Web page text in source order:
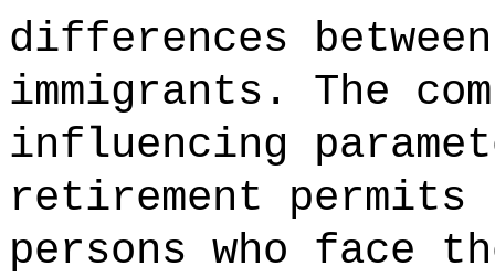
differences between
immigrants. The
influencing
retirement
persons who face